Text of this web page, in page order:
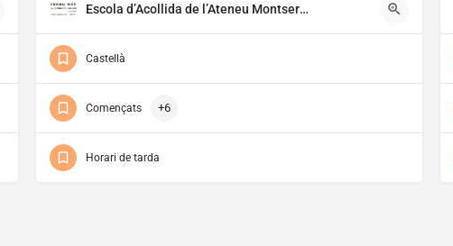
Escola d’Acollida de l’Ateneu Montserrat
Castellà
Començats +6
Horari de tarda